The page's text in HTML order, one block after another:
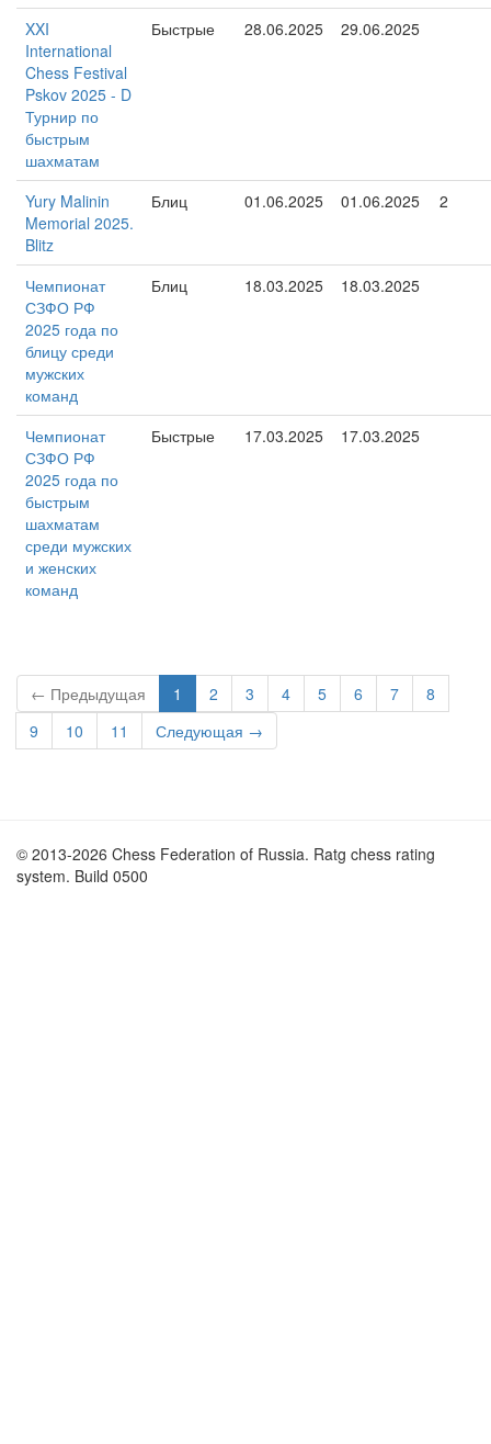
XXI
International
Chess Festival
Pskov 2025 - D
Турнир по
быстрым
шахматам
Быстрые 28.06.2025 29.06.2025
Yury Malinin
Memorial 2025.
Blitz
Блиц 01.06.2025 01.06.2025 2
Чемпионат
СЗФО РФ
2025 года по
блицу среди
мужских
команд
Блиц 18.03.2025 18.03.2025
Чемпионат
СЗФО РФ
2025 года по
быстрым
шахматам
среди мужских
и женских
команд
Быстрые 17.03.2025 17.03.2025
← Предыдущая 1 2 3 4 5 6 7
8
9
10 11 Следующая →
© 2013-2026 Chess Federation of Russia. Ratg chess rating
system. Build 0500